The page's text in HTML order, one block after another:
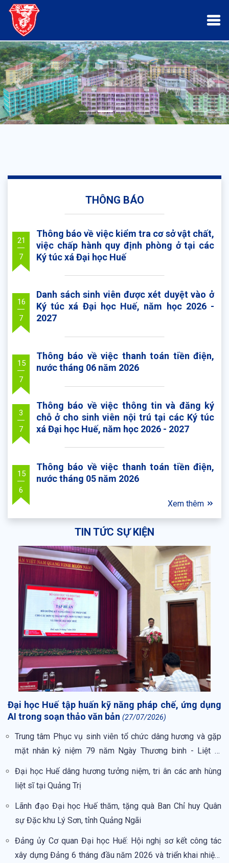
Trước Sau
THÔNG BÁO
Thông báo về việc kiểm tra cơ sở vật chất,
việc chấp hành quy định phòng ở tại các
Ký túc xá Đại học Huế
21
7
Danh sách sinh viên được xét duyệt vào ở
Ký túc xá Đại học Huế, năm học 2026 -
2027
16
7
Thông báo về việc thanh toán tiền điện,
nước tháng 06 năm 2026
15
7
Thông báo về việc thông tin và đăng ký
chỗ ở cho sinh viên nội trú tại các Ký túc
xá Đại học Huế, năm học 2026 - 2027
3
7
Thông báo về việc thanh toán tiền điện,
nước tháng 05 năm 2026
15
6
Xem thêm
TIN TỨC SỰ KIỆN
Đại học Huế tập huấn kỹ năng pháp chế, ứng dụng
AI trong soạn thảo văn bản (27/07/2026)
Trung tâm Phục vụ sinh viên tổ chức dâng hương và gặp
mặt nhân kỷ niệm 79 năm Ngày Thương binh - Liệt sĩ
(27/7/1947 – 27/7/2026)
Đại học Huế dâng hương tưởng niệm, tri ân các anh hùng
liệt sĩ tại Quảng Trị
Lãnh đạo Đại học Huế thăm, tặng quà Ban Chỉ huy Quân
sự Đặc khu Lý Sơn, tỉnh Quảng Ngãi
Đảng ủy Cơ quan Đại học Huế: Hội nghị sơ kết công tác
xây dựng Đảng 6 tháng đầu năm 2026 và triển khai nhiệm